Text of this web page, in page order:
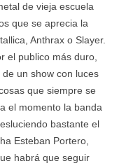
de vieja escuela
que se aprecia la
Anthrax o Slayer.
el publico más duro,
un show con luces
que siempre se
el momento la banda
bastante el
Esteban Portero,
habrá que seguir